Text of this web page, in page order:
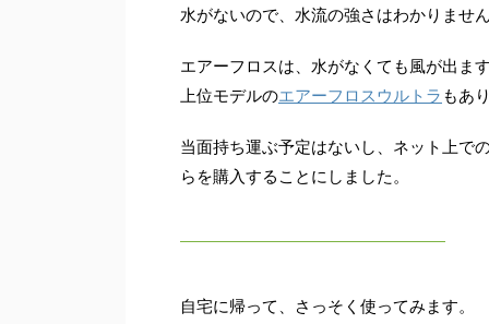
水がないので、水流の強さはわかりませ
エアーフロスは、水がなくても風が出ま
上位モデルのエアーフロスウルトラ もあ
当面持ち運ぶ予定はないし、ネット上で
らを購入することにしました。
自宅に帰って、さっそく使ってみます。